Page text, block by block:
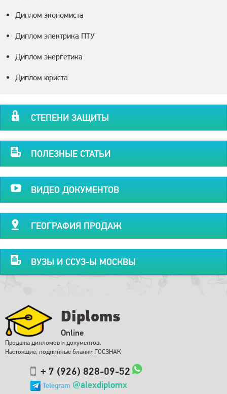
Диплом экономиста
Диплом электрика ПТУ
Диплом энергетика
Диплом юриста
СТЕПЕНИ ЗАЩИТЫ
ПОЛЕЗНЫЕ СТАТЬИ
ВИДЕО ДОКУМЕНТОВ
ГЕОГРАФИЯ ПРОДАЖ
ВУЗЫ И ССУЗ-Ы МОСКВЫ
Diploms
Online
Продажа дипломов и документов.
Настоящие, подлинные бланки ГОСЗНАК
+ 7 (926) 828-09-52
Telegram @alexdiplomx